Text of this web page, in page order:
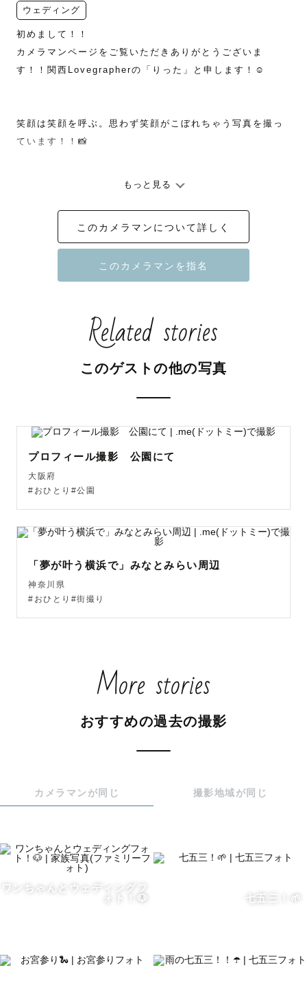
ウェディング
初めまして！！
カメラマンページをご覧いただきありがとうございま
す！！関西Lovegrapherの「りった」と申します！☺️
笑顔は笑顔を呼ぶ。思わず笑顔がこぼれちゃう写真を撮っ
ています！！📸
栃木県出身で、現在は兵庫県在住の学生です！！
学生としてお勉強をしながら、ラブグラフ専属カメラマン
として、活動中です！！📸
僕の長所は元気いっぱいなところです！👍
せてもらいます！！
家にはワンコがいるので、ペット連れの対応もお任せくだ
初めての撮影で緊張する・撮影ってどういうものなのかよ
くわからないなどの方も安心してお任せてください！！
【対応地域について】
その他地域：全国どこでも！！
交通費が往復3000円を超えてしまう場合には、ゲストさま
【撮影についてのお願い事】
撮影場所によっては事前に撮影許可申請が必要となる場合
がございます。
その際はお手数をおかけしますが、ゲストさま自身に撮影
さい！✨
みなさんが笑顔になるたびに、僕も笑顔になります☺️
もっと見る
このカメラマンについて詳しく
Related stories
このゲストの他の写真
プロフィール撮影 公園にて
大阪府
#おひとり#公園
「夢が叶う横浜で」みなとみらい周辺
神奈川県
#おひとり#街撮り
More stories
おすすめの過去の撮影
カメラマンが同じ 撮影地域が同じ
ワンちゃんとウェディングフ
ォト！🐶
七五三！🌱